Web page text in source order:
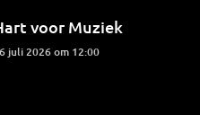
voor Muziek
26 juli 2026 om 12:00